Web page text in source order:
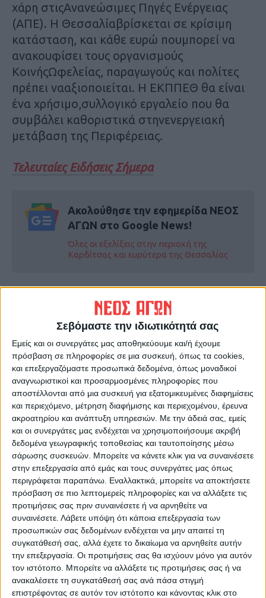
Σεβόμαστε την ιδιωτικότητά σας
Εμείς και οι συνεργάτες μας αποθηκεύουμε και/ή έχουμε
πρόσβαση σε πληροφορίες σε μια συσκευή, όπως τα cookies,
και επεξεργαζόμαστε προσωπικά δεδομένα, όπως μοναδικοί
αναγνωριστικοί και προσαρμοσμένες πληροφορίες που
αποστέλλονται από μια συσκευή για εξατομικευμένες διαφημίσεις
και περιεχόμενο, μέτρηση διαφήμισης και περιεχομένου, έρευνα
ακροατηρίου και ανάπτυξη υπηρεσιών. Με την άδειά σας, εμείς
και οι συνεργάτες μας ενδέχεται να χρησιμοποιήσουμε ακριβή
δεδομένα γεωγραφικής τοποθεσίας και ταυτοποίησης μέσω
σάρωσης συσκευών. Μπορείτε να κάνετε κλικ για να συναινέσετε
στην επεξεργασία από εμάς και τους συνεργάτες μας όπως
περιγράφεται παραπάνω. Εναλλακτικά, μπορείτε να αποκτήσετε
πρόσβαση σε πιο λεπτομερείς πληροφορίες και να αλλάξετε τις
προτιμήσεις σας πριν συναινέσετε ή να αρνηθείτε να
συναινέσετε. Λάβετε υπόψη ότι κάποια επεξεργασία των
προσωπικών σας δεδομένων ενδέχεται να μην απαιτεί τη
συγκατάθεσή σας, αλλά έχετε το δικαίωμα να αρνηθείτε αυτήν
την επεξεργασία. Οι προτιμήσεις σας θα ισχύουν μόνο για αυτόν
τον ιστότοπο. Μπορείτε να αλλάξετε τις προτιμήσεις σας ή να
ανακαλέσετε τη συγκατάθεσή σας ανά πάσα στιγμή
επιστρέφοντας σε αυτόν τον ιστότοπο και κάνοντας κλικ στο
χάρη στιςΑνανεώσιμες Πηγές Ενέργειας
(ΑΠΕ). Η Θεσσαλίαβρίσκεται σε κρίσιμη
κατάσταση, και κάθε ευρώ πουμπορεί να
ανακουφίσει τους οργανισμούς
ΚοινήςΩφελείας, παραγωγούς και πολίτες
πρέπει νααξιοποιείται. Η ΕΚΠΠΕΘ θα είναι
ένα χρήσιμο,συλλογικό εργαλείο που θα
συμβάλει καθοριστικά στηνενεργειακή
μετάβαση της Περιφέρειας.
Τελευταίες Ειδήσεις Σήμερα
Ακολούθησε την εφημερίδα ΝΕΟΣ
ΑΓΩΝ στο Google News!
Όλες οι εξελίξεις στην περιοχή της
Καρδίτσας και ευρύτερα της Θεσσαλίας
173 επιχειρήσεις άνοιξαν, 63
έκλεισαν στο Ν. Καρδίτσας
Στο 57,3% η υλοποίηση του
LEADER στη Θεσσαλία
ΝΕΟΣ ΑΓΩΝ
https://neosagon.gr
Η Αρχαιότερη Καθημερινή Πρωινή Εφημερίδα της Καρδίτσας
ΠΑΡΟΜΟΙΑ ΑΡΘΡΑ